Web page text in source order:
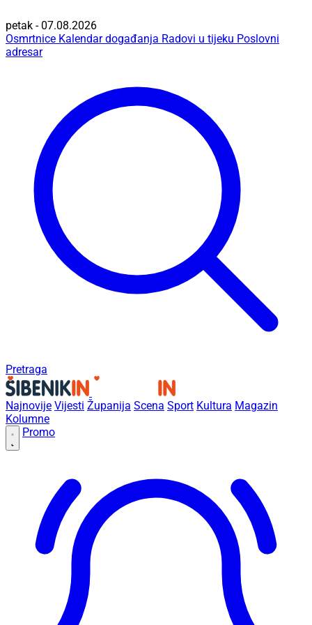
petak - 07.08.2026
Osmrtnice Kalendar događanja Radovi u tijeku Poslovni
adresar
Pretraga
Najnovije Vijesti Županija Scena Sport Kultura Magazin
Kolumne
Promo